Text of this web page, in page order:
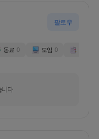
팔로우
동료 0 모임 0
니다